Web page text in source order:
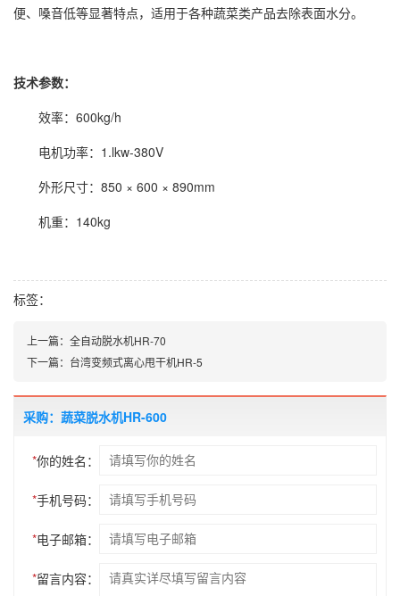
便、嗓音低等显著特点，适用于各种蔬菜类产品去除表面水分。
技术参数：
效率：600kg/h
电机功率：1.lkw-380V
外形尺寸：850 × 600 × 890mm
机重：140kg
标签：
上一篇： 全自动脱水机HR-70
下一篇： 台湾变频式离心甩干机HR-5
采购：蔬菜脱水机HR-600
*你的姓名：
*手机号码：
*电子邮箱：
*留言内容：